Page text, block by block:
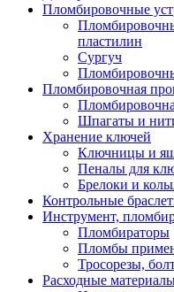
Пломбировочные
пластилин
Сургуч
Пломбировочная
Шпагаты и
Хранение ключей
Ключницы и
Пеналы для
Брелоки и
Контрольные
Инструмент,
Пломбираторы
Пломбы
Тросорезы,
Расходные